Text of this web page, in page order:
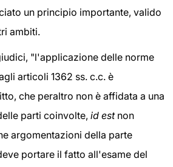
un principio importante, valido
ambiti.
"l'applicazione delle norme
articoli 1362 ss. c.c. è
che peraltro non è affidata a una
parti coinvolte, id est non
argomentazioni della parte
portare il fatto all'esame del